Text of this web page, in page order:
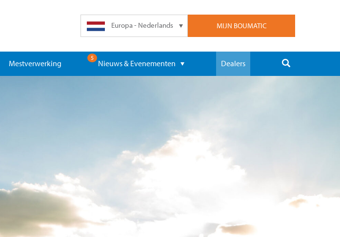
MIJN BOUMATIC
Europa - Nederlands
Mestverwerking
5
Nieuws & Evenementen Dealers